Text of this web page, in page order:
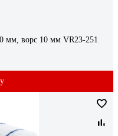
мм, ворс 10 мм VR23-251